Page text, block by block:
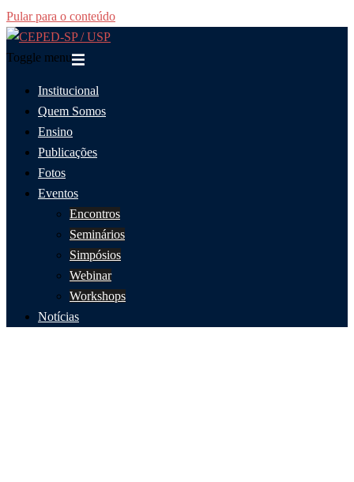
Pular para o conteúdo
Toggle menu
Institucional
Quem Somos
Ensino
Publicações
Fotos
Eventos
Encontros
Seminários
Simpósios
Webinar
Workshops
Notícias